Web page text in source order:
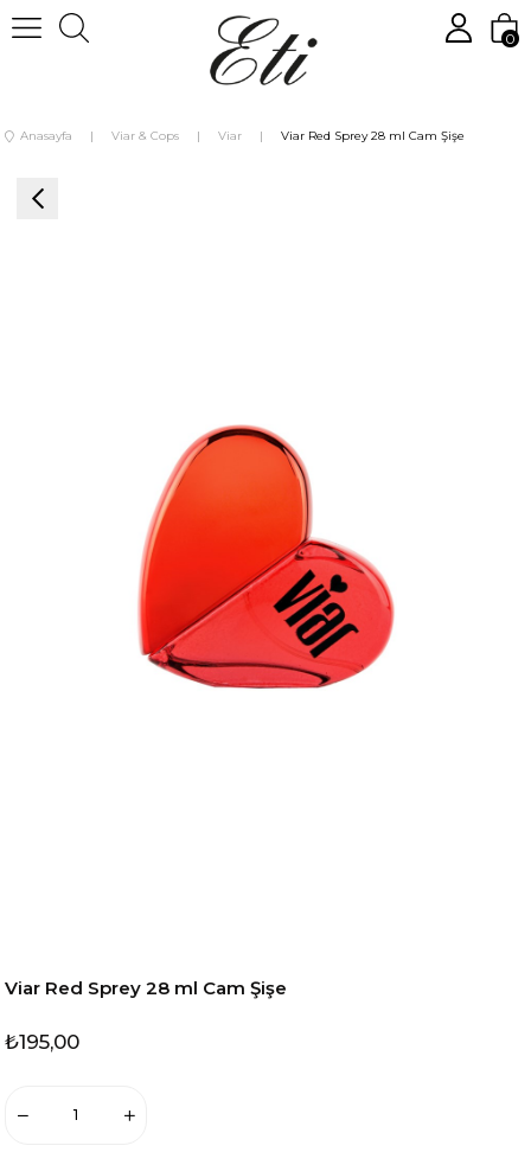
0
Anasayfa Viar & Cops Viar Viar Red Sprey 28 ml Cam Şişe
Viar Red Sprey 28 ml Cam Şişe
₺195,00